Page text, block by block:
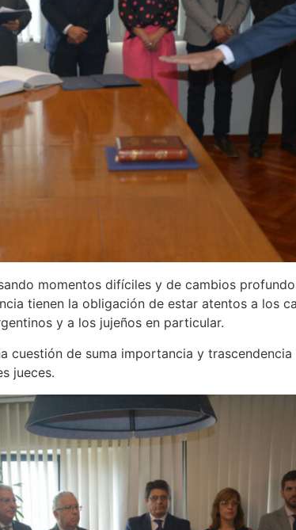
momentos difíciles y de cambios
tienen la obligación de estar atentos a los
y a los jujeños en particular.
cuestión de suma importancia y
jueces.